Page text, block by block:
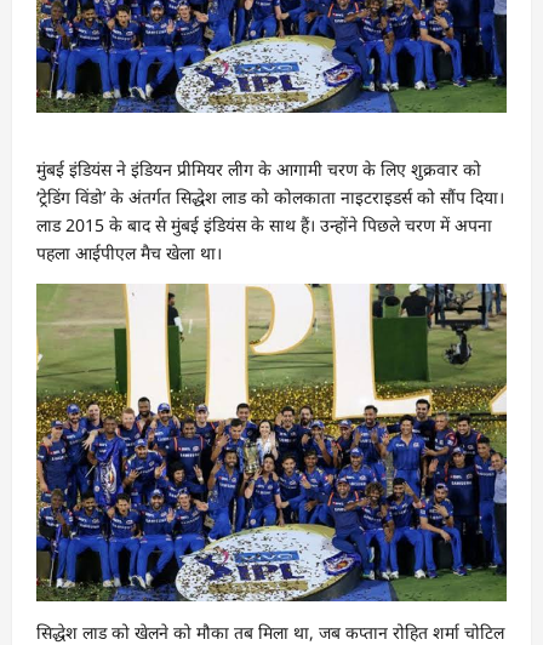
मुंबई इंडियंस ने इंडियन प्रीमियर लीग के आगामी चरण के लिए शुक्रवार को
‘ट्रेडिंग विंडो’ के अंतर्गत सिद्धेश लाड को कोलकाता नाइटराइडर्स को सौंप दिया।
लाड 2015 के बाद से मुंबई इंडियंस के साथ हैं। उन्होंने पिछले चरण में अपना
पहला आईपीएल मैच खेला था।
सिद्धेश लाड को खेलने को मौका तब मिला था, जब कप्तान रोहित शर्मा चोटिल